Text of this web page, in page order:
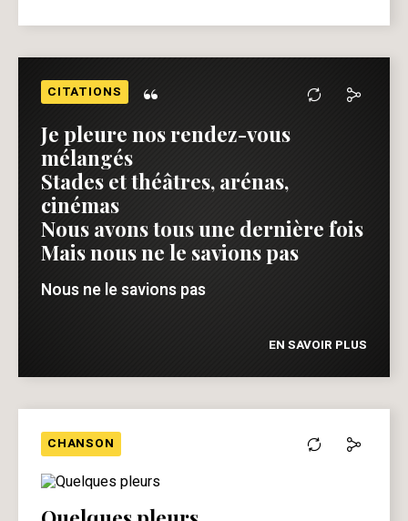
CITATIONS “
Je pleure nos rendez-vous
mélangés
Stades et théâtres, arénas,
cinémas
Nous avons tous une dernière fois
Mais nous ne le savions pas
Nous ne le savions pas
EN SAVOIR PLUS
CHANSON